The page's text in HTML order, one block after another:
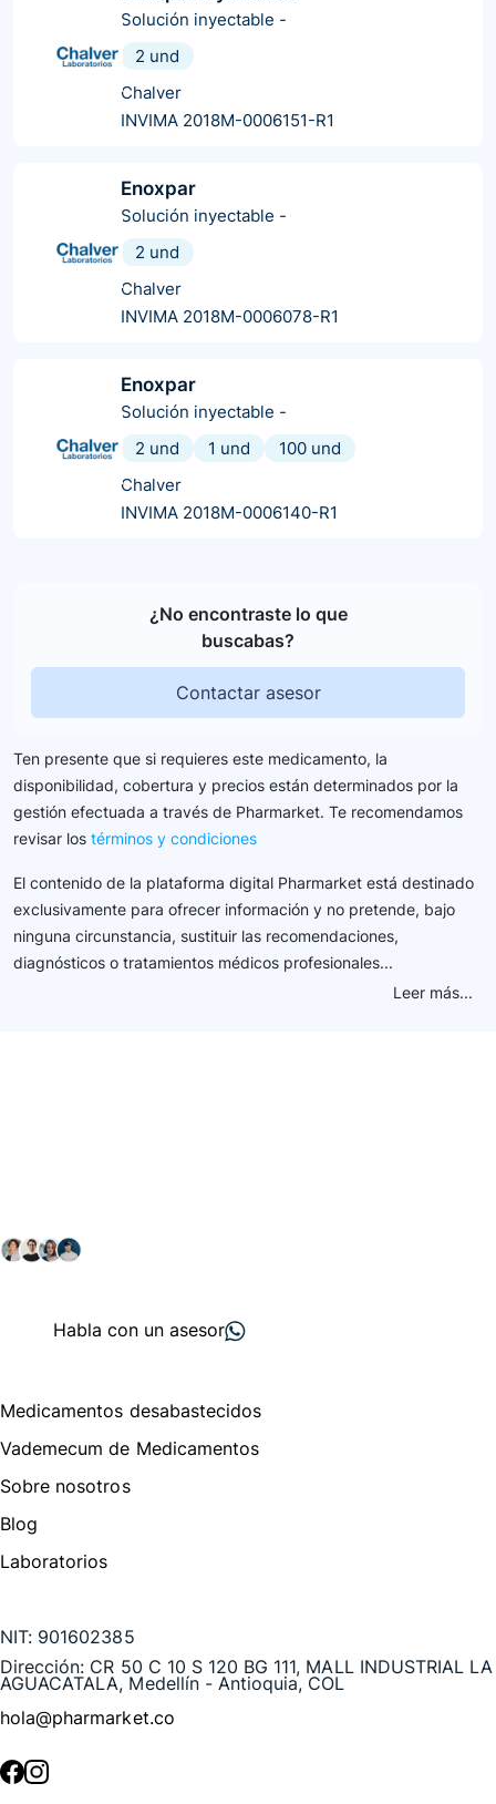
Solución inyectable -
2 und
Chalver
INVIMA 2018M-0006151-R1
Enoxpar
Solución inyectable -
2 und
Chalver
INVIMA 2018M-0006078-R1
Enoxpar
Solución inyectable -
2 und
1 und
100 und
Chalver
INVIMA 2018M-0006140-R1
¿No encontraste lo que
buscabas?
Contactar asesor
Ten presente que si requieres este medicamento, la
disponibilidad, cobertura y precios están determinados por la
gestión efectuada a través de Pharmarket. Te recomendamos
revisar los términos y condiciones
El contenido de la plataforma digital Pharmarket está destinado
exclusivamente para ofrecer información y no pretende, bajo
ninguna circunstancia, sustituir las recomendaciones,
diagnósticos o tratamientos médicos profesionales...
Leer más...
Habla con un asesor
Medicamentos desabastecidos
Vademecum de Medicamentos
Sobre nosotros
Blog
Laboratorios
NIT: 901602385
Dirección: CR 50 C 10 S 120 BG 111, MALL INDUSTRIAL LA
AGUACATALA, Medellín - Antioquia, COL
hola@pharmarket.co